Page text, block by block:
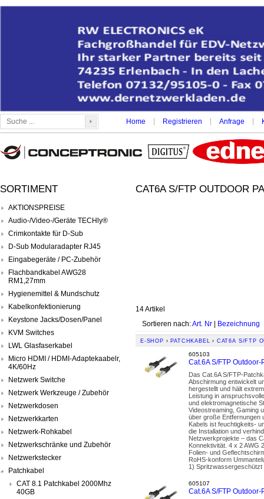
Home Registrieren Anfrage
SORTIMENT
AKTIONSPREISE
Audio-/Video-/Geräte TECHly®
Crimkontakte für D-Sub
D-Sub Modularadapter RJ45
Eingabegeräte / PC-Zubehör
Flachbandkabel AWG28
RM1,27mm
Hygienemittel & Mundschutz
Kabelkonfektionierung
Keystone Jacks/Dosen/Panel
KVM Switches
LWL Glasfaserkabel
Micro HDMI / HDMI-Adaptekaabelr,
4K/60Hz
Netzwerk Switche
Netzwerk Werkzeuge / Zubehör
Netzwerkdosen
Netzwerkkarten
Netzwerk-Rohkabel
Netzwerkschränke und Zubehör
Netzwerkstecker
Patchkabel
CAT 8.1 Patchkabel 2000Mhz
40GB
CAT6A S/FTP OUTDOOR
14 Artikel
Sortieren nach:Art. Nr | Bezeichnung
E-SHOP › PATCHKABEL › CAT6A S/FTP
605103
Cat.6A S/FTP
Das Cat.6A S/FTP-
Abschirmung entwickelt
hergestellt und hält
Leistung in
und elektromagnetische
Videostreaming, Gaming
über große Entfernungen
Kabels ist feuchtigkeits-
die Installation und
Netzwerkprojekte – das
Konnektivität. 4 x 2 AWG
Folien- und
RoHS-konform
1) Spritzwassergeschützt
605107
Cat.6A S/FTP